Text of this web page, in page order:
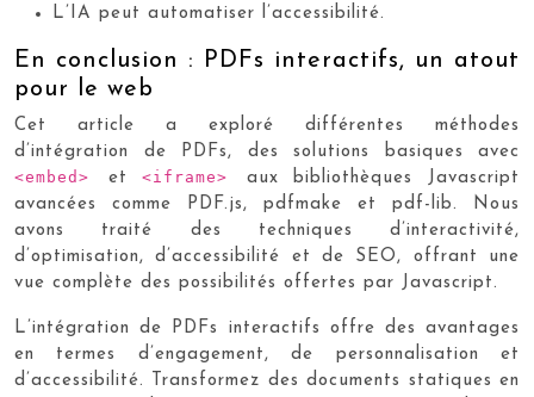
L’IA peut automatiser l’accessibilité.
En conclusion : PDFs interactifs, un atout
pour le web
Cet article a exploré différentes méthodes
d’intégration de PDFs, des solutions basiques avec
<embed> et<iframe> aux bibliothèques Javascript
avancées comme PDF.js, pdfmake et pdf-lib. Nous
avons traité des techniques d’interactivité,
d’optimisation, d’accessibilité et de SEO, offrant une
vue complète des possibilités offertes par Javascript.
L’intégration de PDFs interactifs offre des avantages
en termes d’engagement, de personnalisation et
d’accessibilité. Transformez des documents statiques en